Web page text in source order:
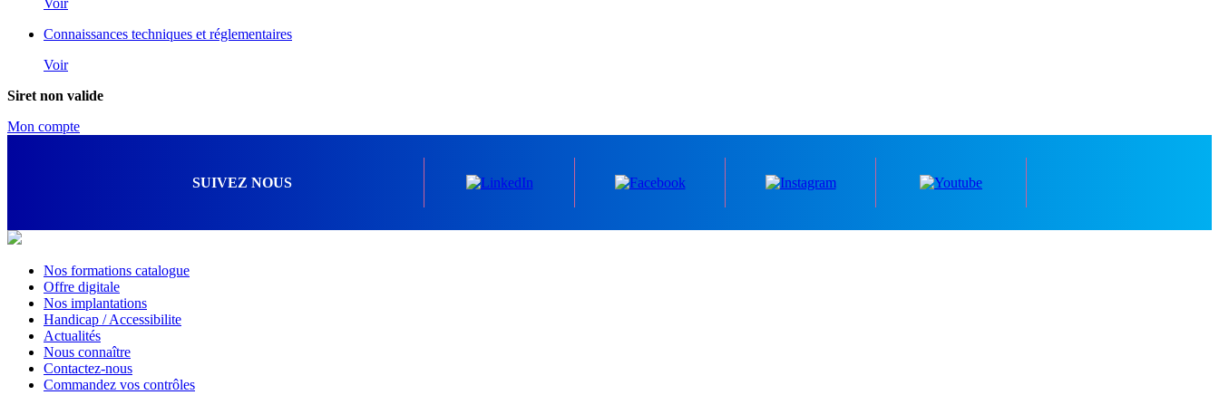
Voir
Connaissances techniques et réglementaires
Voir
Siret non valide
Mon compte
SUIVEZ NOUS
Nos formations catalogue
Offre digitale
Nos implantations
Handicap / Accessibilite
Actualités
Nous connaître
Contactez-nous
Commandez vos contrôles